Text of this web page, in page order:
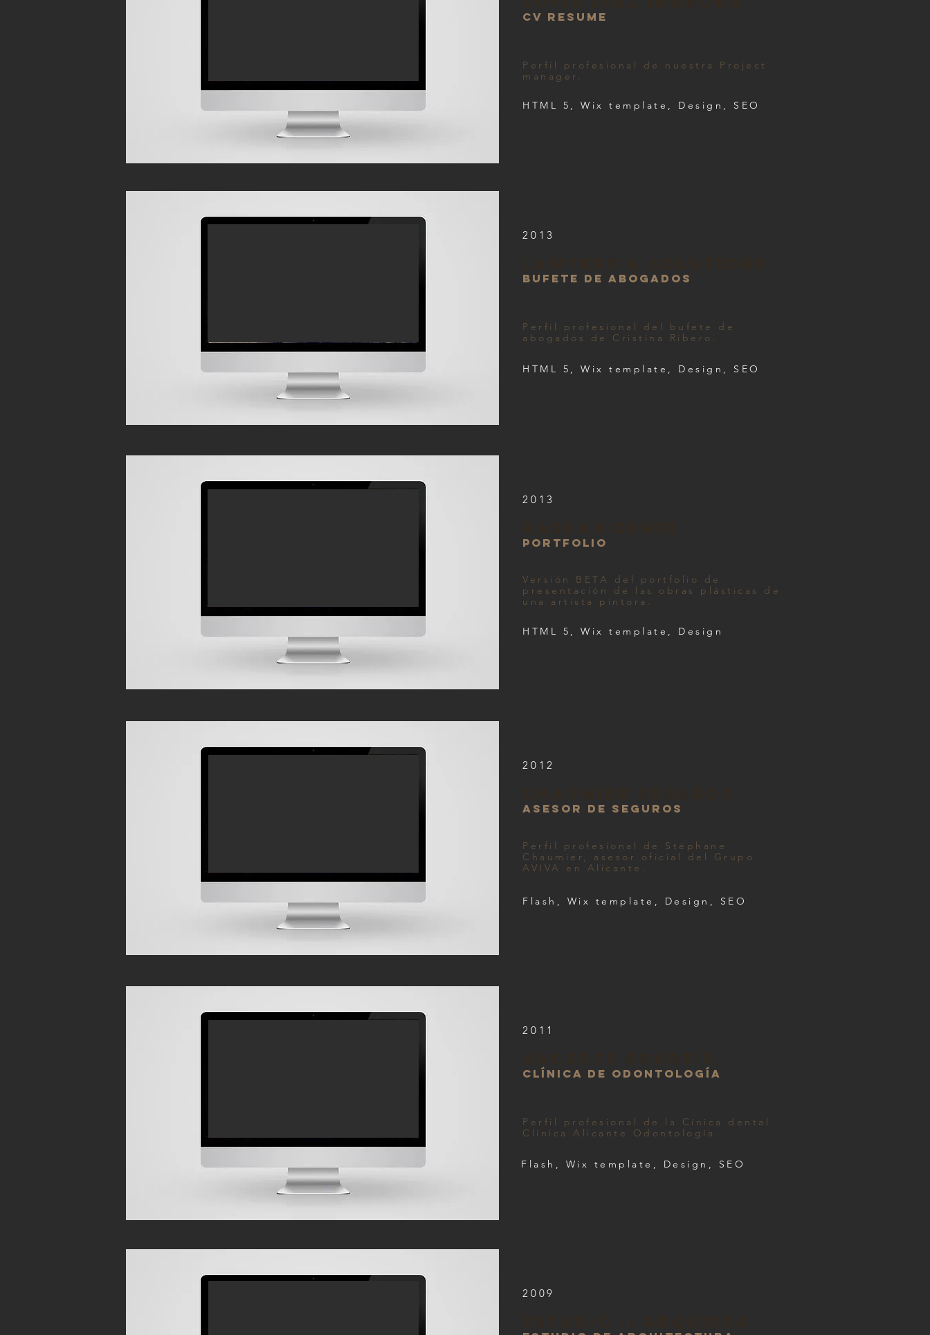
CV RESUME
Perfil profesional de nuestra Project
manager.
HTML 5, Wix template, Design, SEO
2013
bufete de abogados
Perfil profesional del bufete de
abogados de Cristina Ribero.
HTML 5, Wix template, Design, SEO
2013
portfolio
Versión BETA del portfolio de
presentación de las obras plásticas de
una artista pintora.
HTML 5, Wix template, Design
2012
asesor de seguros
Perfil profesional de Stéphane
Chaumier, asesor oficial del Grupo
AVIVA en Alicante.
Flash, Wix template, Design, SEO
2011
clínica de odontología
Perfil profesional de la Cínica dental
Clínica Alicante Odontología.
Flash, Wix template, Design, SEO
2009